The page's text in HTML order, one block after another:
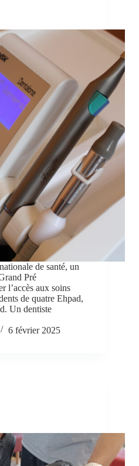
de santé, un
Pré
l’accès aux soins
de quatre Ehpad,
Un dentiste
6 février 2025